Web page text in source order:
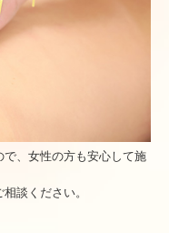
、女性の方も安心して施
談ください。